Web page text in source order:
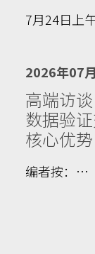
7月24日上
2026年07
高端访
数据验
核心优势
编者按：…